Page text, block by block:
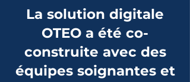
La solution digitale
OTEO a été co-
construite avec des
équipes soignantes et